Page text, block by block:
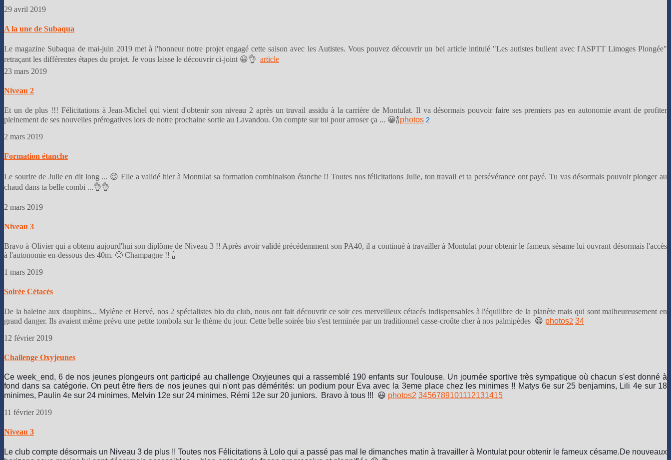
29 avril 2019
A la une de Subaqua
Le magazine Subaqua de mai-juin 2019 met à l'honneur notre projet engagé cette saison avec les Autistes. Vous pouvez découvrir un bel article intitulé "Les autistes bullent avec l'ASPTT Limoges Plongée"
retraçant les différentes étapes du projet. Je vous laisse le découvrir ci-joint 😀👌 article
23 mars 2019
Niveau 2
Et un de plus !!! Félicitations à Jean-Michel qui vient d'obtenir son niveau 2 après un travail assidu à la carrière de Montulat. Il va désormais pouvoir faire ses premiers pas en autonomie avant de profiter
pleinement de ses nouvelles prérogatives lors de notre prochaine sortie au Lavandou. On compte sur toi pour arroser ça ... 😀🍾photos 2
2 mars 2019
Formation étanche
Le sourire de Julie en dit long ... 😉 Elle a validé hier à Montulat sa formation combinaison étanche !! Toutes nos félicitations Julie, ton travail et ta persévérance ont payé. Tu vas désormais pouvoir plonger au
chaud dans ta belle combi ...👌👌
2 mars 2019
Niveau 3
Bravo à Olivier qui a obtenu aujourd'hui son diplôme de Niveau 3 !! Après avoir validé précédemment son PA40, il a continué à travailler à Montulat pour obtenir le fameux sésame lui ouvrant désormais l'accès
à l'autonomie en-dessous des 40m. 🙂 Champagne !! 🍾
1 mars 2019
Soirée Cétacés
De la baleine aux dauphins... Mylène et Hervé, nos 2 spécialistes bio du club, nous ont fait découvrir ce soir ces merveilleux cétacés indispensables à l'équilibre de la planète mais qui sont malheureusement en
grand danger. Ils avaient même prévu une petite tombola sur le thème du jour. Cette belle soirée bio s'est terminée par un traditionnel casse-croûte cher à nos palmipèdes 😃 photos2 34
12 février 2019
Challenge Oxyjeunes
Ce week_end, 6 de nos jeunes plongeurs ont participé au challenge Oxyjeunes qui a rassemblé 190 enfants sur Toulouse. Un journée sportive très sympatique où chacun s'est donné à
fond dans sa catégorie. On peut être fiers de nos jeunes qui n'ont pas démérités: un podium pour Eva avec la 3eme place chez les minimes !! Matys 6e sur 25 benjamins, Lili 4e sur 18
minimes, Paulin 4e sur 24 minimes, Melvin 12e sur 24 minimes, Rémi 12e sur 20 juniors. Bravo à tous !!! 😃 photos2 3456789101112131415
11 février 2019
Niveau 3
Le club compte désormais un Niveau 3 de plus !! Toutes nos Félicitations à Lolo qui a passé pas mal le dimanches matin à travailler à Montulat pour obtenir le fameux césame.De nouveaux